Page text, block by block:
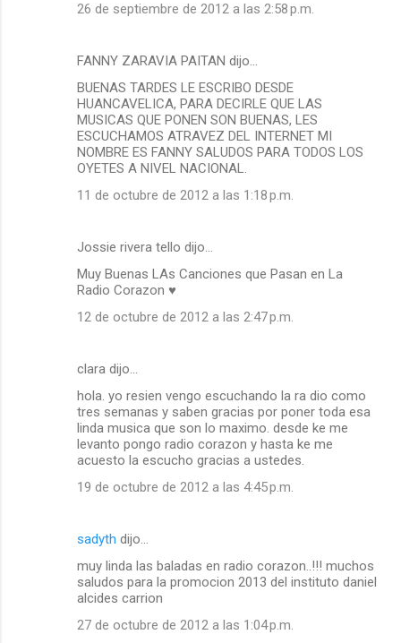
26 de septiembre de 2012 a las 2:58 p.m.
FANNY ZARAVIA PAITAN dijo…
BUENAS TARDES LE ESCRIBO DESDE
HUANCAVELICA, PARA DECIRLE QUE LAS
MUSICAS QUE PONEN SON BUENAS, LES
ESCUCHAMOS ATRAVEZ DEL INTERNET MI
NOMBRE ES FANNY SALUDOS PARA TODOS LOS
OYETES A NIVEL NACIONAL.
11 de octubre de 2012 a las 1:18 p.m.
Jossie rivera tello dijo…
Muy Buenas LAs Canciones que Pasan en La
Radio Corazon ♥
12 de octubre de 2012 a las 2:47 p.m.
clara dijo…
hola. yo resien vengo escuchando la ra dio como
tres semanas y saben gracias por poner toda esa
linda musica que son lo maximo. desde ke me
levanto pongo radio corazon y hasta ke me
acuesto la escucho gracias a ustedes.
19 de octubre de 2012 a las 4:45 p.m.
sadyth dijo…
muy linda las baladas en radio corazon..!!! muchos
saludos para la promocion 2013 del instituto daniel
alcides carrion
27 de octubre de 2012 a las 1:04 p.m.